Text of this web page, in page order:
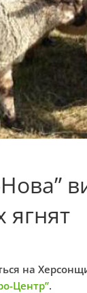
Нова”
ягнят
на
Центр”.